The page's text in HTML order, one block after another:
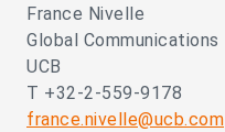
France Nivelle
Global Communications
UCB
T +32-2-559-9178
france.nivelle@ucb.com